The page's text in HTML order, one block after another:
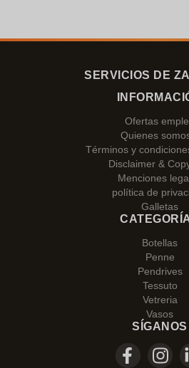
SERVICIOS DE
Ofertas
Quienes
Términos y
Disclaimer &
Menciones
política de
Galletas
Botellas
Penne
Pendrives
Tessuto
Vetreria
Vasos
SÍGANOS